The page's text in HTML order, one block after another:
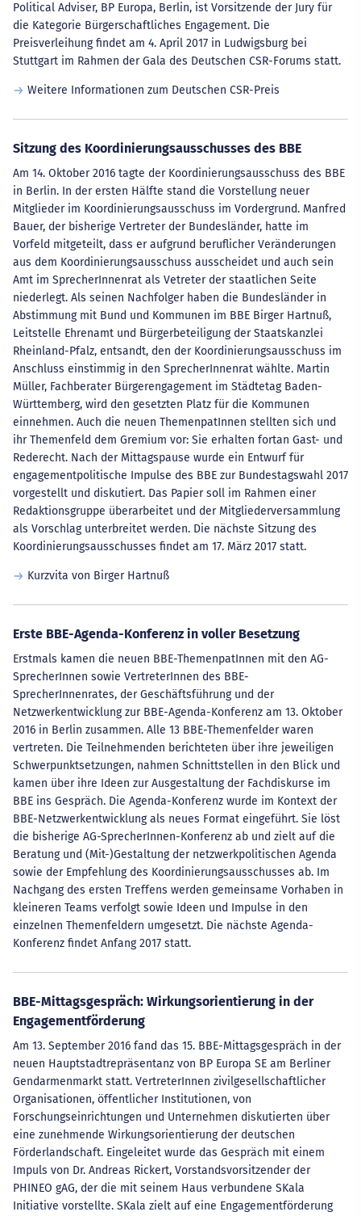
Political Adviser, BP Europa, Berlin, ist Vorsitzende der Jury für
die Kategorie Bürgerschaftliches Engagement. Die
Preisverleihung findet am 4. April 2017 in Ludwigsburg bei
Stuttgart im Rahmen der Gala des Deutschen CSR-Forums statt.
Weitere Informationen zum Deutschen CSR-Preis
Sitzung des Koordinierungsausschusses des BBE
Am 14. Oktober 2016 tagte der Koordinierungsausschuss des BBE
in Berlin. In der ersten Hälfte stand die Vorstellung neuer
Mitglieder im Koordinierungsausschuss im Vordergrund. Manfred
Bauer, der bisherige Vertreter der Bundesländer, hatte im
Vorfeld mitgeteilt, dass er aufgrund beruflicher Veränderungen
aus dem Koordinierungsausschuss ausscheidet und auch sein
Amt im SprecherInnenrat als Vetreter der staatlichen Seite
niederlegt. Als seinen Nachfolger haben die Bundesländer in
Abstimmung mit Bund und Kommunen im BBE Birger Hartnuß,
Leitstelle Ehrenamt und Bürgerbeteiligung der Staatskanzlei
Rheinland-Pfalz, entsandt, den der Koordinierungsausschuss im
Anschluss einstimmig in den SprecherInnenrat wählte. Martin
Müller, Fachberater Bürgerengagement im Städtetag Baden-
Württemberg, wird den gesetzten Platz für die Kommunen
einnehmen. Auch die neuen ThemenpatInnen stellten sich und
ihr Themenfeld dem Gremium vor: Sie erhalten fortan Gast- und
Rederecht. Nach der Mittagspause wurde ein Entwurf für
engagementpolitische Impulse des BBE zur Bundestagswahl 2017
vorgestellt und diskutiert. Das Papier soll im Rahmen einer
Redaktionsgruppe überarbeitet und der Mitgliederversammlung
als Vorschlag unterbreitet werden. Die nächste Sitzung des
Koordinierungsausschusses findet am 17. März 2017 statt.
Kurzvita von Birger Hartnuß
Erste BBE-Agenda-Konferenz in voller Besetzung
Erstmals kamen die neuen BBE-ThemenpatInnen mit den AG-
SprecherInnen sowie VertreterInnen des BBE-
SprecherInnenrates, der Geschäftsführung und der
Netzwerkentwicklung zur BBE-Agenda-Konferenz am 13. Oktober
2016 in Berlin zusammen. Alle 13 BBE-Themenfelder waren
vertreten. Die Teilnehmenden berichteten über ihre jeweiligen
Schwerpunktsetzungen, nahmen Schnittstellen in den Blick und
kamen über ihre Ideen zur Ausgestaltung der Fachdiskurse im
BBE ins Gespräch. Die Agenda-Konferenz wurde im Kontext der
BBE-Netzwerkentwicklung als neues Format eingeführt. Sie löst
die bisherige AG-SprecherInnen-Konferenz ab und zielt auf die
Beratung und (Mit-)Gestaltung der netzwerkpolitischen Agenda
sowie der Empfehlung des Koordinierungsausschusses ab. Im
Nachgang des ersten Treffens werden gemeinsame Vorhaben in
kleineren Teams verfolgt sowie Ideen und Impulse in den
einzelnen Themenfeldern umgesetzt. Die nächste Agenda-
Konferenz findet Anfang 2017 statt.
BBE-Mittagsgespräch: Wirkungsorientierung in der
Engagementförderung
Am 13. September 2016 fand das 15. BBE-Mittagsgespräch in der
neuen Hauptstadtrepräsentanz von BP Europa SE am Berliner
Gendarmenmarkt statt. VertreterInnen zivilgesellschaftlicher
Organisationen, öffentlicher Institutionen, von
Forschungseinrichtungen und Unternehmen diskutierten über
eine zunehmende Wirkungsorientierung der deutschen
Förderlandschaft. Eingeleitet wurde das Gespräch mit einem
Impuls von Dr. Andreas Rickert, Vorstandsvorsitzender der
PHINEO gAG, der die mit seinem Haus verbundene SKala
Initiative vorstellte. SKala zielt auf eine Engagementförderung